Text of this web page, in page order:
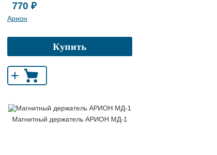
770 ₽
Арион
Купить
+
Магнитный держатель АРИОН МД-1